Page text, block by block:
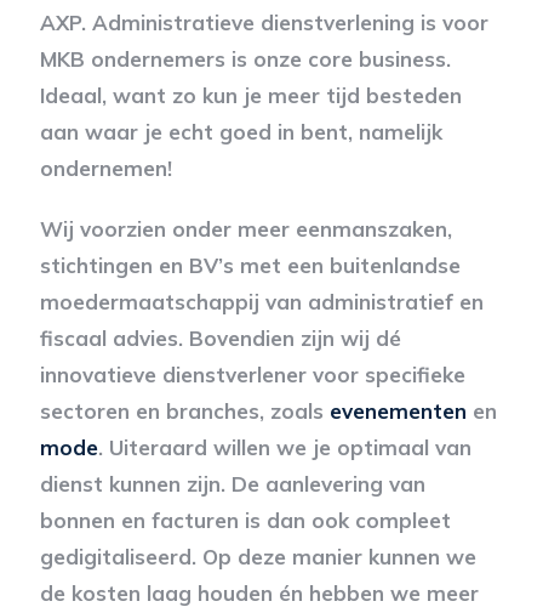
AXP. Administratieve dienstverlening is voor
MKB ondernemers is onze core business.
Ideaal, want zo kun je meer tijd besteden
aan waar je echt goed in bent, namelijk
ondernemen!
Wij voorzien onder meer eenmanszaken,
stichtingen en BV’s met een buitenlandse
moedermaatschappij van administratief en
fiscaal advies. Bovendien zijn wij dé
innovatieve dienstverlener voor specifieke
sectoren en branches, zoals evenementen en
mode. Uiteraard willen we je optimaal van
dienst kunnen zijn. De aanlevering van
bonnen en facturen is dan ook compleet
gedigitaliseerd. Op deze manier kunnen we
de kosten laag houden én hebben we meer